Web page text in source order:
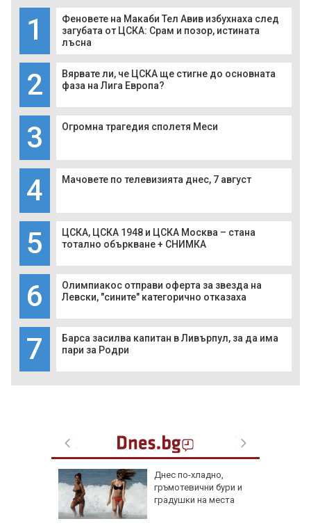
1
Феновете на Макаби Тел Авив избухнаха след
загубата от ЦСКА: Срам и позор, истината
лъсна
2
Вярвате ли, че ЦСКА ще стигне до основната
фаза на Лига Европа?
3 Огромна трагедия сполетя Меси
4 Мачовете по телевизията днес, 7 август
5
ЦСКА, ЦСКА 1948 и ЦСКА Москва – стана
тотално объркване + СНИМКА
6
Олимпиакос отправи оферта за звезда на
Левски, "сините" категорично отказаха
7
Барса засилва капитан в Ливърпул, за да има
пари за Родри
Днес по-хладно,
гръмотевични бури и
градушки на места